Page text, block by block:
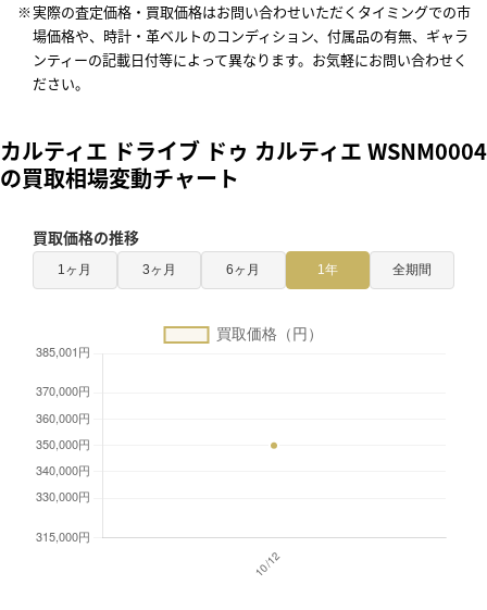
実際の査定価格・買取価格はお問い合わせいただくタイミングでの市
場価格や、時計・革ベルトのコンディション、付属品の有無、ギャラ
ンティーの記載日付等によって異なります。お気軽にお問い合わせく
ださい。
カルティエ ドライブ ドゥ カルティエ WSNM0004
の買取相場変動チャート
買取価格の推移
1ヶ月 3ヶ月 6ヶ月 1年 全期間